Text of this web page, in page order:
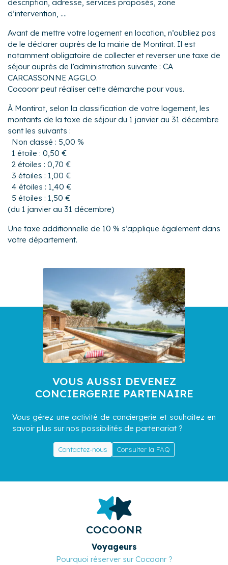
description, adresse, services proposés, zone
d’intervention, ....
Avant de mettre votre logement en location, n’oubliez pas
de le déclarer auprès de la mairie de Montirat. Il est
notamment obligatoire de collecter et reverser une taxe de
séjour auprès de l’administration suivante : CA
CARCASSONNE AGGLO.
Cocoonr peut réaliser cette démarche pour vous.
À Montirat, selon la classification de votre logement, les
montants de la taxe de séjour du 1 janvier au 31 décembre
sont les suivants :
Non classé : 5,00 %
1 étoile : 0,50 €
2 étoiles : 0,70 €
3 étoiles : 1,00 €
4 étoiles : 1,40 €
5 étoiles : 1,50 €
(du 1 janvier au 31 décembre)
Une taxe additionnelle de 10 % s’applique également dans
votre département.
VOUS AUSSI DEVENEZ
CONCIERGERIE PARTENAIRE
Vous gérez une activité de conciergerie et souhaitez en
savoir plus sur nos possibilités de partenariat ?
Contactez-nous Consulter la FAQ
COCOONR
Voyageurs
Pourquoi réserver sur Cocoonr ?